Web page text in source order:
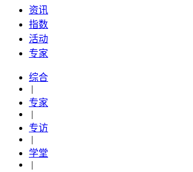
资讯
指数
活动
专家
综合
|
专家
|
专访
|
学堂
|